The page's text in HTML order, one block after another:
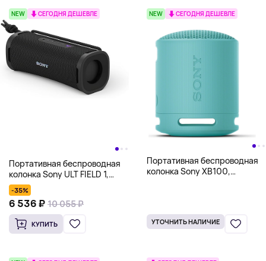
NEW СЕГОДНЯ ДЕШЕВЛЕ
Портативная беспроводная
колонка Sony ULT FIELD 1,
черный
-35%
6 536 ₽ 10 055 ₽
КУПИТЬ
NEW СЕГОДНЯ ДЕШЕВЛЕ
Портативная беспроводная
колонка Sony XB100,
УТОЧНИТЬ НАЛИЧИЕ